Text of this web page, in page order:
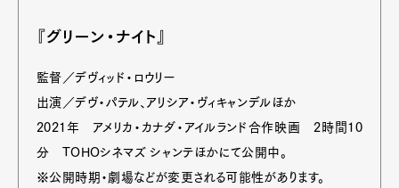
『グリーン・ナイト』
監督／デヴィッド・ロウリー
出演／デヴ・パテル、アリシア・ヴィキャンデルほか
2021年 アメリカ・カナダ・アイルランド合作映画 2時間10
分 TOHOシネマズ シャンテほかにて公開中。
※公開時期・劇場などが変更される可能性があります。